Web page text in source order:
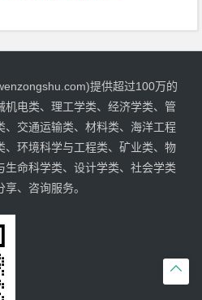

提供超过100万的
机电类、理工学类、经济学类、管
、交通运输类、材料类、海洋工程
、环境科学与工程类、矿业类、物
生命科学类、设计学类、社会学类
、咨询服务。